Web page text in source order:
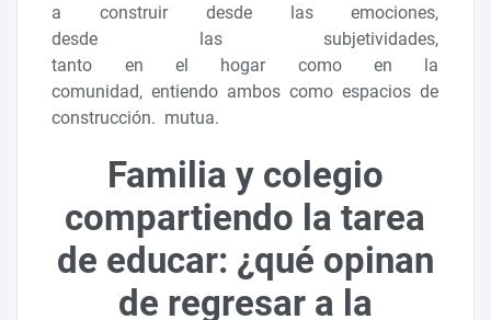
a construir desde las emociones,
desde las subjetividades,
tanto en el hogar como en la
comunidad, entiendo ambos como espacios de
construcción. mutua.
Familia y colegio
compartiendo la tarea
de educar: ¿qué opinan
de regresar a la